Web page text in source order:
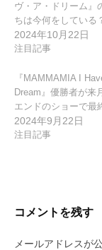
ヴ・ア・ドリーム』
ちは今何をしている
2024年10月22日
注目記事
『MAMMAMIA I
Dream』優勝者が来
エンドのショーで最
2024年9月22日
注目記事
コメントを残す
メールアドレスが